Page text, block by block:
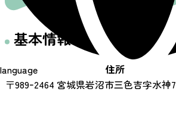
language
基本情報
住所
〒989ｰ2464 宮城県岩沼市三色吉字水神7